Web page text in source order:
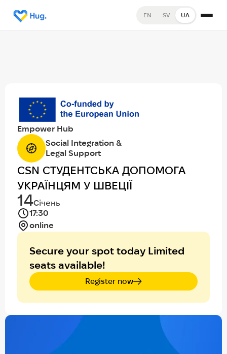
EN SV UA
Empower Hub
Social Integration &
Legal Support
CSN СТУДЕНТСЬКА ДОПОМОГА
УКРАЇНЦЯМ У ШВЕЦІЇ
14Січень
17:30
online
Secure your spot today Limited
seats available!
Register now